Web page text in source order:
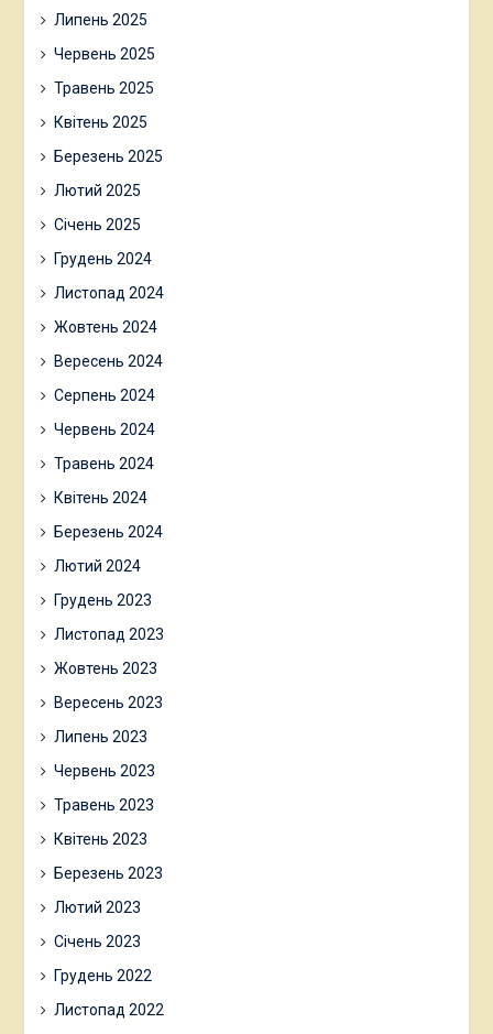
Липень 2025
Червень 2025
Травень 2025
Квітень 2025
Березень 2025
Лютий 2025
Січень 2025
Грудень 2024
Листопад 2024
Жовтень 2024
Вересень 2024
Серпень 2024
Червень 2024
Травень 2024
Квітень 2024
Березень 2024
Лютий 2024
Грудень 2023
Листопад 2023
Жовтень 2023
Вересень 2023
Липень 2023
Червень 2023
Травень 2023
Квітень 2023
Березень 2023
Лютий 2023
Січень 2023
Грудень 2022
Листопад 2022